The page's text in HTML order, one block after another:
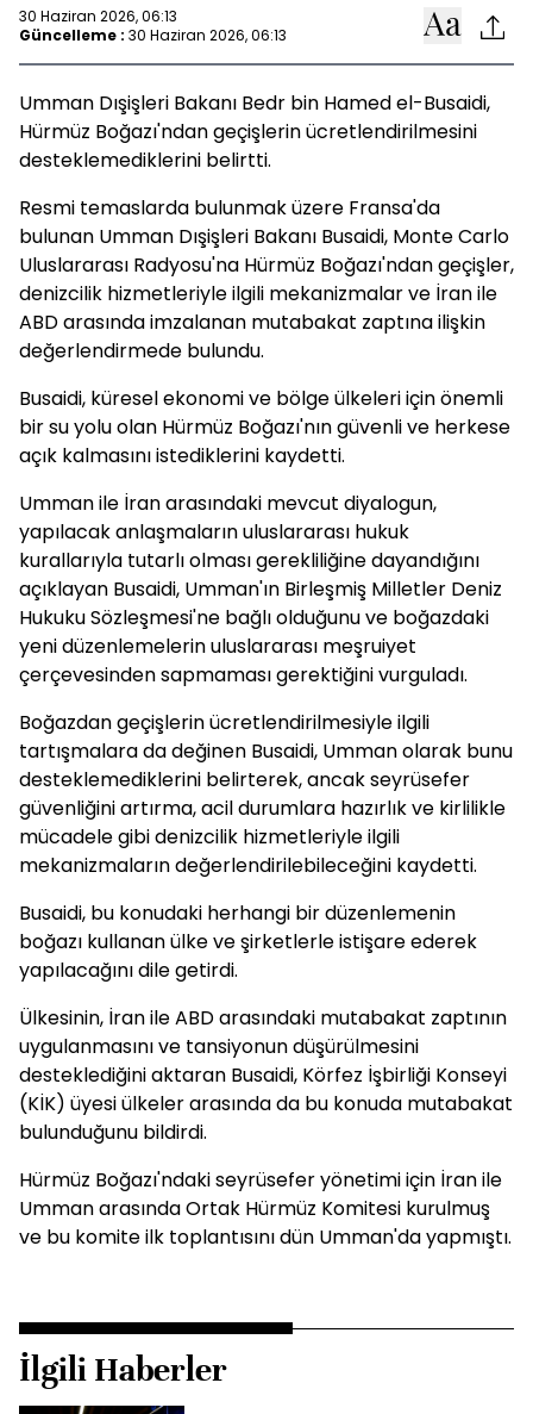
30 Haziran 2026, 06:13
Güncelleme : 30 Haziran 2026, 06:13
Umman Dışişleri Bakanı Bedr bin Hamed el-Busaidi,
Hürmüz Boğazı'ndan geçişlerin ücretlendirilmesini
desteklemediklerini belirtti.
Resmi temaslarda bulunmak üzere Fransa'da
bulunan Umman Dışişleri Bakanı Busaidi, Monte Carlo
Uluslararası Radyosu'na Hürmüz Boğazı'ndan geçişler,
denizcilik hizmetleriyle ilgili mekanizmalar ve İran ile
ABD arasında imzalanan mutabakat zaptına ilişkin
değerlendirmede bulundu.
Busaidi, küresel ekonomi ve bölge ülkeleri için önemli
bir su yolu olan Hürmüz Boğazı'nın güvenli ve herkese
açık kalmasını istediklerini kaydetti.
Umman ile İran arasındaki mevcut diyalogun,
yapılacak anlaşmaların uluslararası hukuk
kurallarıyla tutarlı olması gerekliliğine dayandığını
açıklayan Busaidi, Umman'ın Birleşmiş Milletler Deniz
Hukuku Sözleşmesi'ne bağlı olduğunu ve boğazdaki
yeni düzenlemelerin uluslararası meşruiyet
çerçevesinden sapmaması gerektiğini vurguladı.
Boğazdan geçişlerin ücretlendirilmesiyle ilgili
tartışmalara da değinen Busaidi, Umman olarak bunu
desteklemediklerini belirterek, ancak seyrüsefer
güvenliğini artırma, acil durumlara hazırlık ve kirlilikle
mücadele gibi denizcilik hizmetleriyle ilgili
mekanizmaların değerlendirilebileceğini kaydetti.
Busaidi, bu konudaki herhangi bir düzenlemenin
boğazı kullanan ülke ve şirketlerle istişare ederek
yapılacağını dile getirdi.
Ülkesinin, İran ile ABD arasındaki mutabakat zaptının
uygulanmasını ve tansiyonun düşürülmesini
desteklediğini aktaran Busaidi, Körfez İşbirliği Konseyi
(KİK) üyesi ülkeler arasında da bu konuda mutabakat
bulunduğunu bildirdi.
Hürmüz Boğazı'ndaki seyrüsefer yönetimi için İran ile
Umman arasında Ortak Hürmüz Komitesi kurulmuş
ve bu komite ilk toplantısını dün Umman'da yapmıştı.
İlgili Haberler